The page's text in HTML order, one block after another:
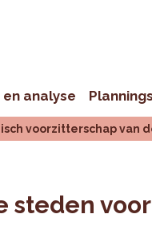
analyse
voorzitterschap van